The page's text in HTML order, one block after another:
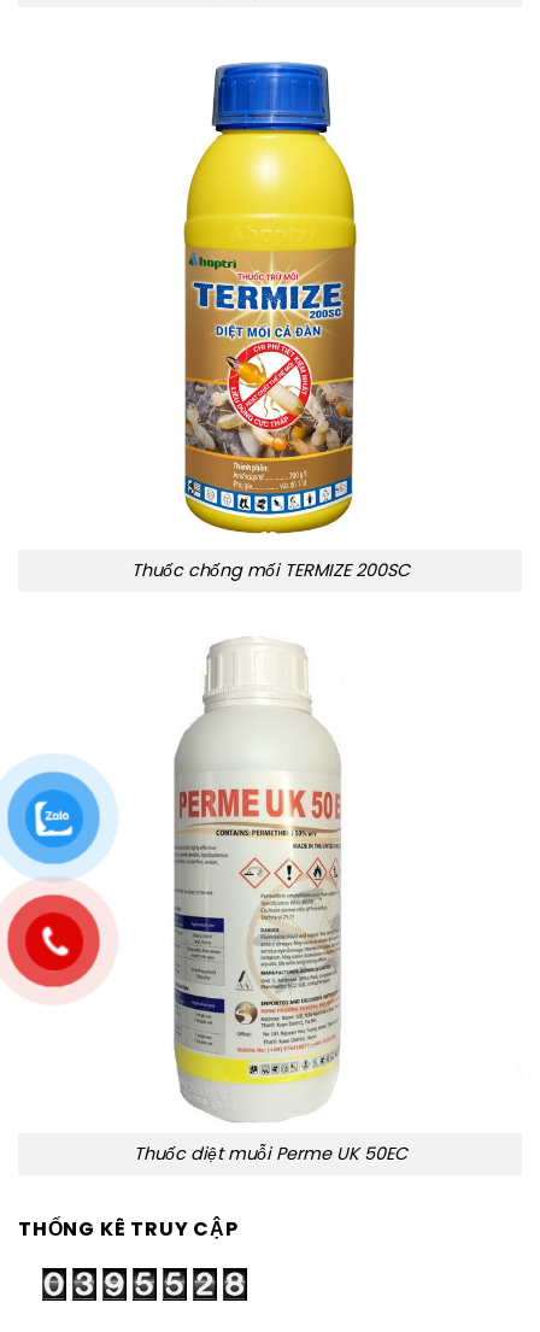
Thuốc chống mối TERMIZE 200SC
Thuốc diệt muỗi Perme UK 50EC
THỐNG KÊ TRUY CẬP